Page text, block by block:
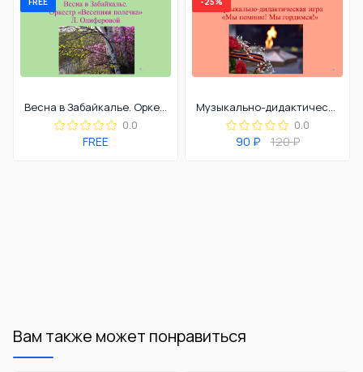
Весна в Забайкалье. Оркестр Весенняя полечка Л. Олиферовой".
0.0
FREE
Музыкально-дидактическая игра "Мы помним! Мы гордимся!"
0.0
90 ₽ 120 ₽
Вам также может понравиться